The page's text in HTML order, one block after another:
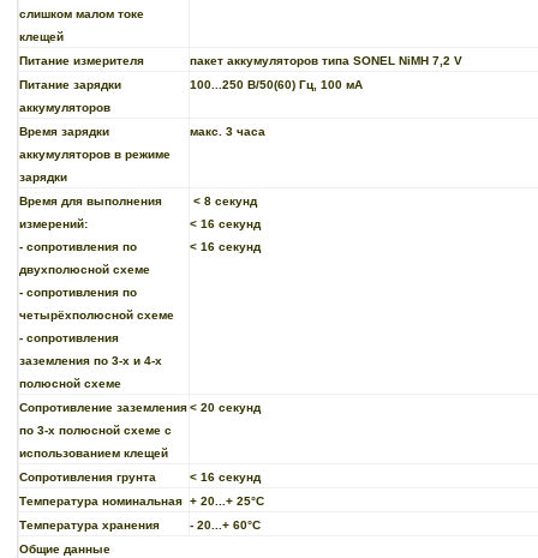
слишком малом токе
клещей
Питание измерителя
пакет аккумуляторов типа SONEL NiMH 7,2 V
Питание зарядки
аккумуляторов
100...250 В/50(60) Гц, 100 мА
Время зарядки
аккумуляторов в режиме
зарядки
макс. 3 часа
Время для выполнения
измерений:
- сопротивления по
двухполюсной схеме
- сопротивления по
четырёхполюсной схеме
- сопротивления
заземления по 3-х и 4-х
полюсной схеме
< 8 секунд
< 16 секунд
< 16 секунд
Сопротивление заземления
по 3-х полюсной схеме с
использованием клещей
< 20 секунд
Сопротивления грунта
< 16 секунд
Температура номинальная + 20...+ 25°C
Температура хранения
- 20...+ 60°C
Общие данные